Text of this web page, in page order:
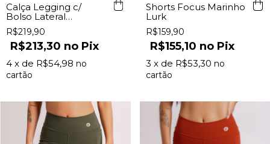
Calça Legging c/
Bolso Lateral
Terracota Lurk
R$219,90
R$213,30 Pix
4 x de R$54,98
Shorts Focus Marinho
Lurk
R$159,90
R$155,10 Pix
3 x de R$53,30